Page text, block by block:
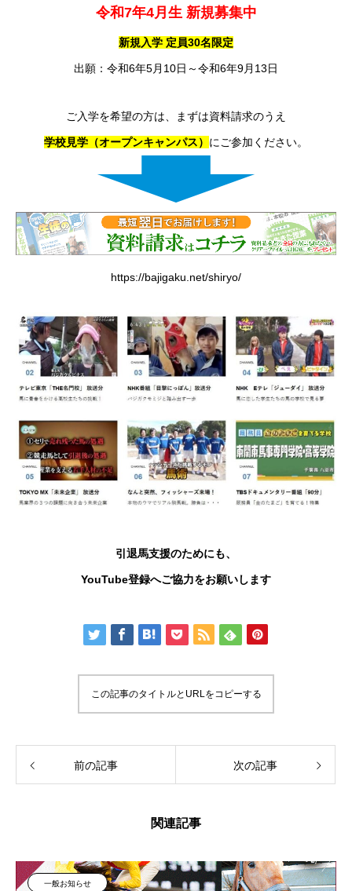
令和7年4月生 新規募集中
新規入学 定員30名限定
出願：令和6年5月10日～令和6年9月13日
ご入学を希望の方は、まずは資料請求のうえ
学校見学（オープンキャンパス） にご参加ください。
https://bajigaku.net/shiryo/
引退馬支援のためにも、
YouTube登録へご協力をお願いします
この記事のタイトルとURLをコピーする
前の記事 次の記事
関連記事
一般お知らせ